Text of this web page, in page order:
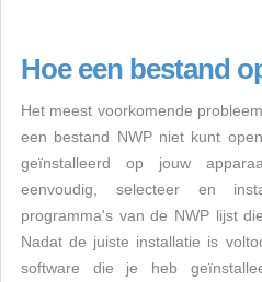
Hoe een bestand
Het meest voorkomende
een bestand NWP niet kunt
geïnstalleerd op jouw
eenvoudig, selecteer en
programma's van de NWP lijst
Nadat de juiste installatie is
software die je heb